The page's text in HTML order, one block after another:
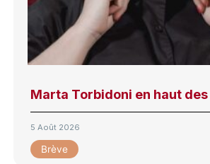
Marta Torbidoni en haut
5 Août 2026
Brève